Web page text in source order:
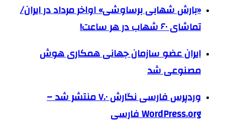
«بارش شهابی برساوشی» اواخر مرداد در ایران/
تماشای ۶۰ شهاب در هر ساعت!
ایران عضو سازمان جهانی همکاری هوش
مصنوعی شد
وردپرس فارسی نگارش ۷.۰ منتشر شد –
WordPress.org فارسی